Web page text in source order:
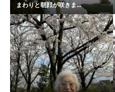
まわりと朝顔が咲きま...